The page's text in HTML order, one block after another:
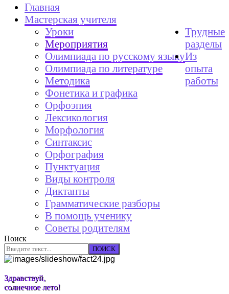
Главная
Мастерская учителя
Уроки
Мероприятия
Олимпиада по русскому языку
Олимпиада по литературе
Методика
Трудные
разделы
Фонетика и графика
Орфоэпия
Лексикология
Морфология
Синтаксис
Орфография
Пунктуация
Из
опыта
работы
Виды контроля
Диктанты
Грамматические разборы
В помощь ученику
Советы родителям
Поиск
ПОИСК
Здравствуй,
солнечное лето!